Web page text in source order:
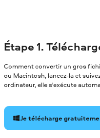
Étape 1.
Comment convertir un gros
ou Macintosh, lancez-la et
ordinateur, elle s'exécute
Je télécharge